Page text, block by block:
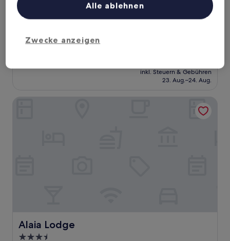
3.0-
Unterkunft
8.6
Hervorragend,
8,6/10 Hervorragend (414 Bewertungen)
Preis
beträgt
inkl. Steuern & Gebühren
23. Aug.–24. Aug.
Alaia Lodge
Alaia Lodge
3.5-
Zwecke anzeigen
Alle ablehnen